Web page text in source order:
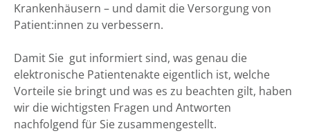
Krankenhäusern – und damit die Versorgung von
Patient:innen zu verbessern.
Damit Sie gut informiert sind, was genau die
elektronische Patientenakte eigentlich ist, welche
Vorteile sie bringt und was es zu beachten gilt, haben
wir die wichtigsten Fragen und Antworten
nachfolgend für Sie zusammengestellt.